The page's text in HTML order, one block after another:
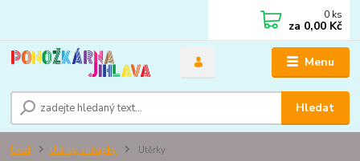
Menu
Hledat
0 ks
za 0,00 Kč
Úvod Utěrky, chňapky Utěrky